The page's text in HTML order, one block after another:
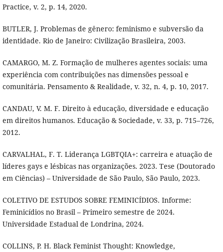
Practice, v. 2, p. 14, 2020.
BUTLER, J. Problemas de gênero: feminismo e subversão da
identidade. Rio de Janeiro: Civilização Brasileira, 2003.
CAMARGO, M. Z. Formação de mulheres agentes sociais: uma
experiência com contribuições nas dimensões pessoal e
comunitária. Pensamento & Realidade, v. 32, n. 4, p. 10, 2017.
CANDAU, V. M. F. Direito à educação, diversidade e educação
em direitos humanos. Educação & Sociedade, v. 33, p. 715–726,
2012.
CARVALHAL, F. T. Liderança LGBTQIA+: carreira e atuação de
líderes gays e lésbicas nas organizações. 2023. Tese (Doutorado
em Ciências) – Universidade de São Paulo, São Paulo, 2023.
COLETIVO DE ESTUDOS SOBRE FEMINICÍDIOS. Informe:
Feminicídios no Brasil – Primeiro semestre de 2024.
Universidade Estadual de Londrina, 2024.
COLLINS, P. H. Black Feminist Thought: Knowledge,